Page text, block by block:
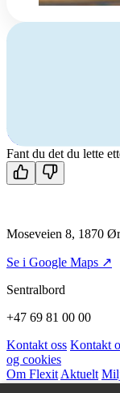
Har du
Kontakt oss
Fant du det du lette
Moseveien 8, 1870
Se i Google Maps ↗
Sentralbord
+47 69 81 00 00
Kontakt oss Kontakt
og cookies
Om Flexit Aktuelt